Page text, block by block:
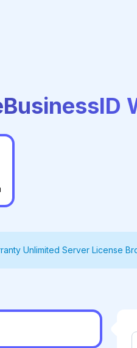
Unlimited Server License